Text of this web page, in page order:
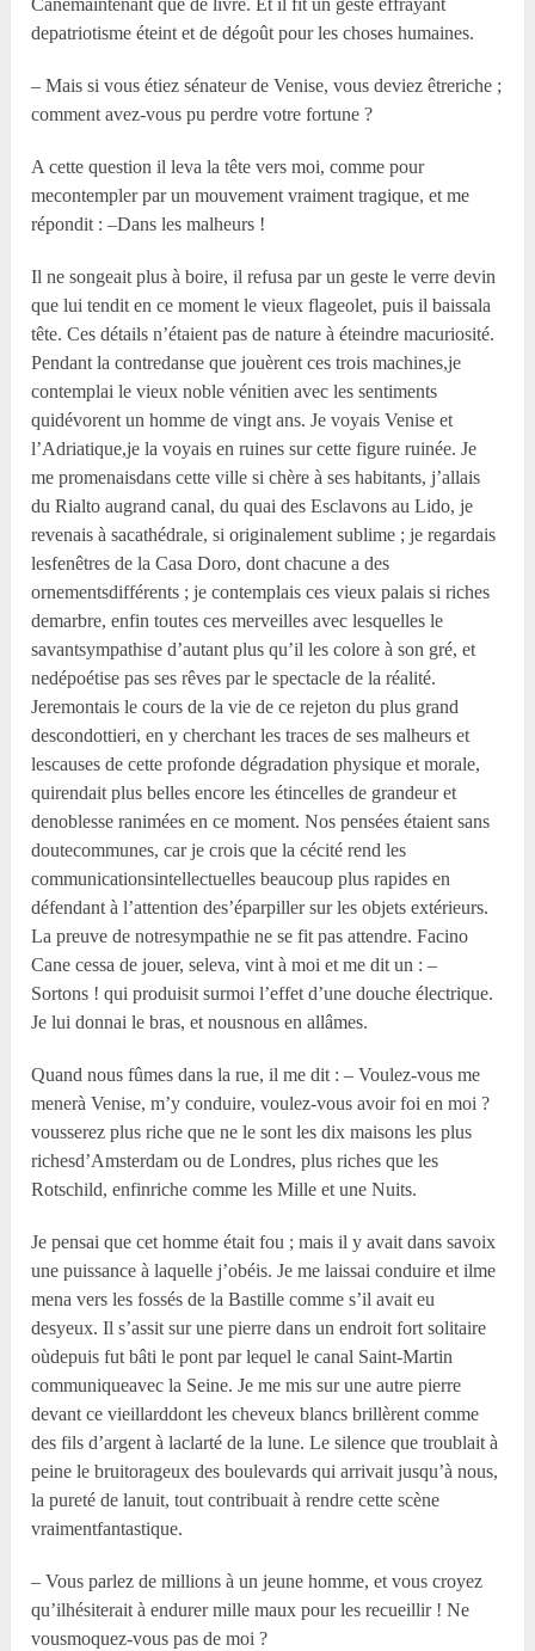
Canemaintenant que de livre. Et il fit un geste effrayant
depatriotisme éteint et de dégoût pour les choses humaines.
– Mais si vous étiez sénateur de Venise, vous deviez êtreriche ;
comment avez-vous pu perdre votre fortune ?
A cette question il leva la tête vers moi, comme pour
mecontempler par un mouvement vraiment tragique, et me
répondit : –Dans les malheurs !
Il ne songeait plus à boire, il refusa par un geste le verre devin
que lui tendit en ce moment le vieux flageolet, puis il baissala
tête. Ces détails n’étaient pas de nature à éteindre macuriosité.
Pendant la contredanse que jouèrent ces trois machines,je
contemplai le vieux noble vénitien avec les sentiments
quidévorent un homme de vingt ans. Je voyais Venise et
l’Adriatique,je la voyais en ruines sur cette figure ruinée. Je
me promenaisdans cette ville si chère à ses habitants, j’allais
du Rialto augrand canal, du quai des Esclavons au Lido, je
revenais à sacathédrale, si originalement sublime ; je regardais
lesfenêtres de la Casa Doro, dont chacune a des
ornementsdifférents ; je contemplais ces vieux palais si riches
demarbre, enfin toutes ces merveilles avec lesquelles le
savantsympathise d’autant plus qu’il les colore à son gré, et
nedépoétise pas ses rêves par le spectacle de la réalité.
Jeremontais le cours de la vie de ce rejeton du plus grand
descondottieri, en y cherchant les traces de ses malheurs et
lescauses de cette profonde dégradation physique et morale,
quirendait plus belles encore les étincelles de grandeur et
denoblesse ranimées en ce moment. Nos pensées étaient sans
doutecommunes, car je crois que la cécité rend les
communicationsintellectuelles beaucoup plus rapides en
défendant à l’attention des’éparpiller sur les objets extérieurs.
La preuve de notresympathie ne se fit pas attendre. Facino
Cane cessa de jouer, seleva, vint à moi et me dit un : –
Sortons ! qui produisit surmoi l’effet d’une douche électrique.
Je lui donnai le bras, et nousnous en allâmes.
Quand nous fûmes dans la rue, il me dit : – Voulez-vous me
menerà Venise, m’y conduire, voulez-vous avoir foi en moi ?
vousserez plus riche que ne le sont les dix maisons les plus
richesd’Amsterdam ou de Londres, plus riches que les
Rotschild, enfinriche comme les Mille et une Nuits.
Je pensai que cet homme était fou ; mais il y avait dans savoix
une puissance à laquelle j’obéis. Je me laissai conduire et ilme
mena vers les fossés de la Bastille comme s’il avait eu
desyeux. Il s’assit sur une pierre dans un endroit fort solitaire
oùdepuis fut bâti le pont par lequel le canal Saint-Martin
communiqueavec la Seine. Je me mis sur une autre pierre
devant ce vieillarddont les cheveux blancs brillèrent comme
des fils d’argent à laclarté de la lune. Le silence que troublait à
peine le bruitorageux des boulevards qui arrivait jusqu’à nous,
la pureté de lanuit, tout contribuait à rendre cette scène
vraimentfantastique.
– Vous parlez de millions à un jeune homme, et vous croyez
qu’ilhésiterait à endurer mille maux pour les recueillir ! Ne
vousmoquez-vous pas de moi ?